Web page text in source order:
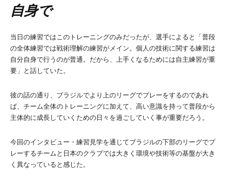
自身で
当日の練習ではこのトレーニングのみだったが、選手によると「普段
の全体練習では戦術理解の練習がメイン。個人の技術に関する練習は
自分自身で行うのが普通。だから、上手くなるためには自主練習が重
要」と話していた。
彼の話の通り、ブラジルでより上のリーグでプレーをするのであれ
ば、チーム全体のトレーニングに加えて、高い意識を持って普段から
主体的に成長していくための日々を過ごしていく事が重要だろう。
今回のインタビュー・練習見学を通じてブラジルの下部のリーグでプ
レーするチームと日本のクラブでは大きく環境や技術等の基盤が大き
く異なっていると感じた。